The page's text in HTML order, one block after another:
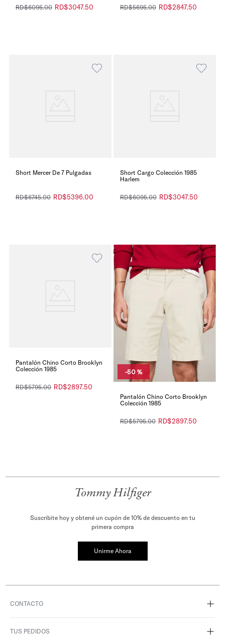
RD$3047.50
RD$6095.00 RD$2847.50
RD$5695.00
Short Mercer De 7 Pulgadas
RD$5396.00
RD$6745.00
Short Cargo Colección 1985
Harlem
RD$3047.50
RD$6095.00
Pantalón Chino Corto Brooklyn
Colección 1985
RD$2897.50
RD$5795.00
-50 %
Pantalón Chino Corto Brooklyn
Colección 1985
RD$2897.50
RD$5795.00
Tommy Hilfiger
Suscribite hoy y obtené un cupón de 10% de descuento en tu
primera compra
Unirme Ahora
CONTACTO
TUS PEDIDOS